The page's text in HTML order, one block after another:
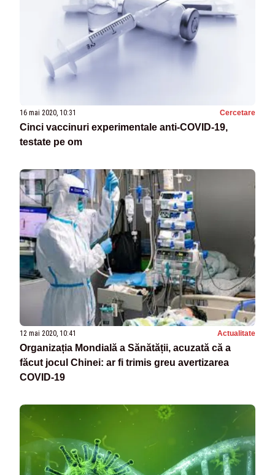
16 mai 2020, 10:31 Cercetare
Cinci vaccinuri experimentale anti-COVID-19,
testate pe om
12 mai 2020, 10:41 Actualitate
Organizația Mondială a Sănătății, acuzată că a
făcut jocul Chinei: ar fi trimis greu avertizarea
COVID-19